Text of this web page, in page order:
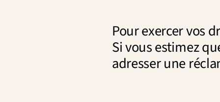
Pour exercer vos
Si vous estimez
adresser une